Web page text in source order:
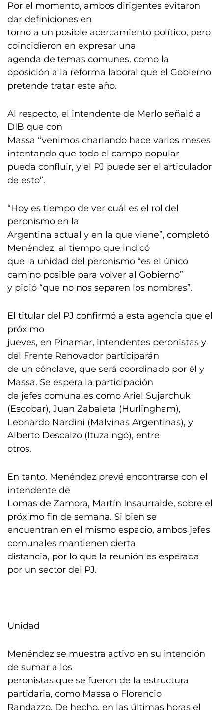
Por el momento, ambos dirigentes evitaron
dar definiciones en
torno a un posible acercamiento político, pero
coincidieron en expresar una
agenda de temas comunes, como la
oposición a la reforma laboral que el Gobierno
pretende tratar este año.
Al respecto, el intendente de Merlo señaló a
DIB que con
Massa “venimos charlando hace varios meses
intentando que todo el campo popular
pueda confluir, y el PJ puede ser el articulador
de esto”.
“Hoy es tiempo de ver cuál es el rol del
peronismo en la
Argentina actual y en la que viene”, completó
Menéndez, al tiempo que indicó
que la unidad del peronismo “es el único
camino posible para volver al Gobierno”
y pidió “que no nos separen los nombres”.
El titular del PJ confirmó a esta agencia que el
próximo
jueves, en Pinamar, intendentes peronistas y
del Frente Renovador participarán
de un cónclave, que será coordinado por él y
Massa. Se espera la participación
de jefes comunales como Ariel Sujarchuk
(Escobar), Juan Zabaleta (Hurlingham),
Leonardo Nardini (Malvinas Argentinas), y
Alberto Descalzo (Ituzaingó), entre
otros.
En tanto, Menéndez prevé encontrarse con el
intendente de
Lomas de Zamora, Martín Insaurralde, sobre el
próximo fin de semana. Si bien se
encuentran en el mismo espacio, ambos jefes
comunales mantienen cierta
distancia, por lo que la reunión es esperada
por un sector del PJ.
Unidad
Menéndez se muestra activo en su intención
de sumar a los
peronistas que se fueron de la estructura
partidaria, como Massa o Florencio
Randazzo. De hecho, en las últimas horas el